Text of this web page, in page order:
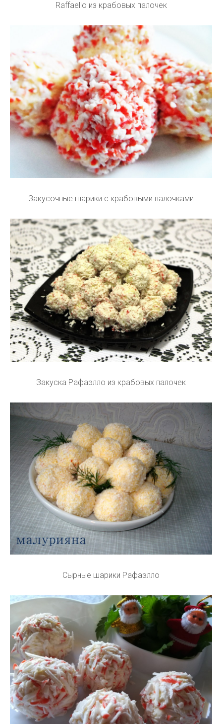
Raffaello из крабовых палочек
Закусочные шарики с крабовыми палочками
Закуска Рафаэлло из крабовых палочек
Сырные шарики Рафаэлло